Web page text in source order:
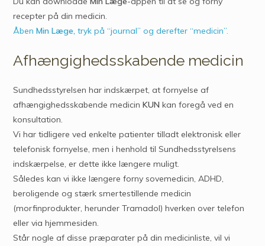
recepter på din medicin.
ÅbenMin Læge, tryk på “journal” og derefter “medicin”.
Afhængighedsskabende medicin
Sundhedsstyrelsen har indskærpet, at fornyelse af
afhængighedsskabende medicinKUNkan foregå ved en
konsultation.
Vi har tidligere ved enkelte patienter tilladt elektronisk eller
telefonisk fornyelse, men i henhold til Sundhedsstyrelsens
indskærpelse, er dette ikke længere muligt.
Således kan vi ikke længere forny sovemedicin, ADHD,
beroligende og stærk smertestillende medicin
(morfinprodukter, herunder Tramadol) hverken over telefon
eller via hjemmesiden.
Står nogle af disse præparater på din medicinliste, vil vi